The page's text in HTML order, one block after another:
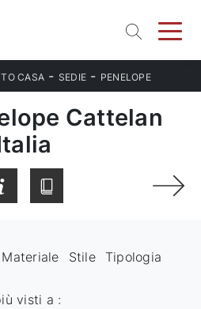
CASA - SEDIE - PENELOPE
Cattelan
Materiale Stile Tipologia
visti a :